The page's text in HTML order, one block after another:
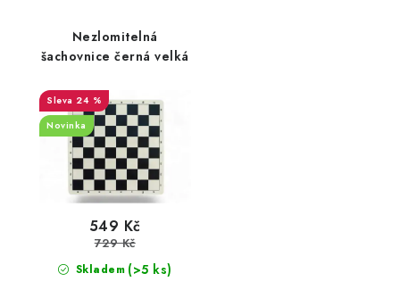
Nezlomitelná
šachovnice černá velká
24 %
Novinka
Skladem (>5 ks)
549 Kč
729 Kč